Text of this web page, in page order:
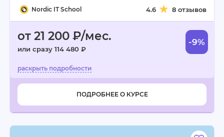
Nordic IT School 4.6 8 отзывов
от 21 200 ₽/мес.
или сразу 114 480 ₽
-9%
ПОДРОБНЕЕ О КУРСЕ